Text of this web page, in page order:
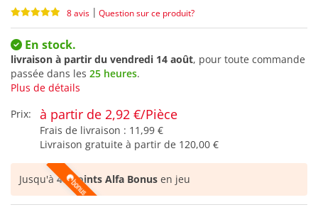
8 avis | Question sur ce produit?
En stock.
livraison à partir du vendredi 14 août, pour toute commande
passée dans les 25 heures.
Plus de détails
Prix:
à partir de 2,92 €/Pièce
Frais de livraison : 11,99 €
Livraison gratuite à partir de 120,00 €
Jusqu'à48 points Alfa Bonus en jeu